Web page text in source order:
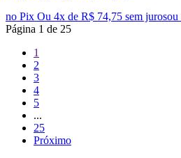
no Pix Ou 4x de R$ 74,75 sem jurosou
Página 1 de 25
1
2
3
4
5
...
25
Próximo